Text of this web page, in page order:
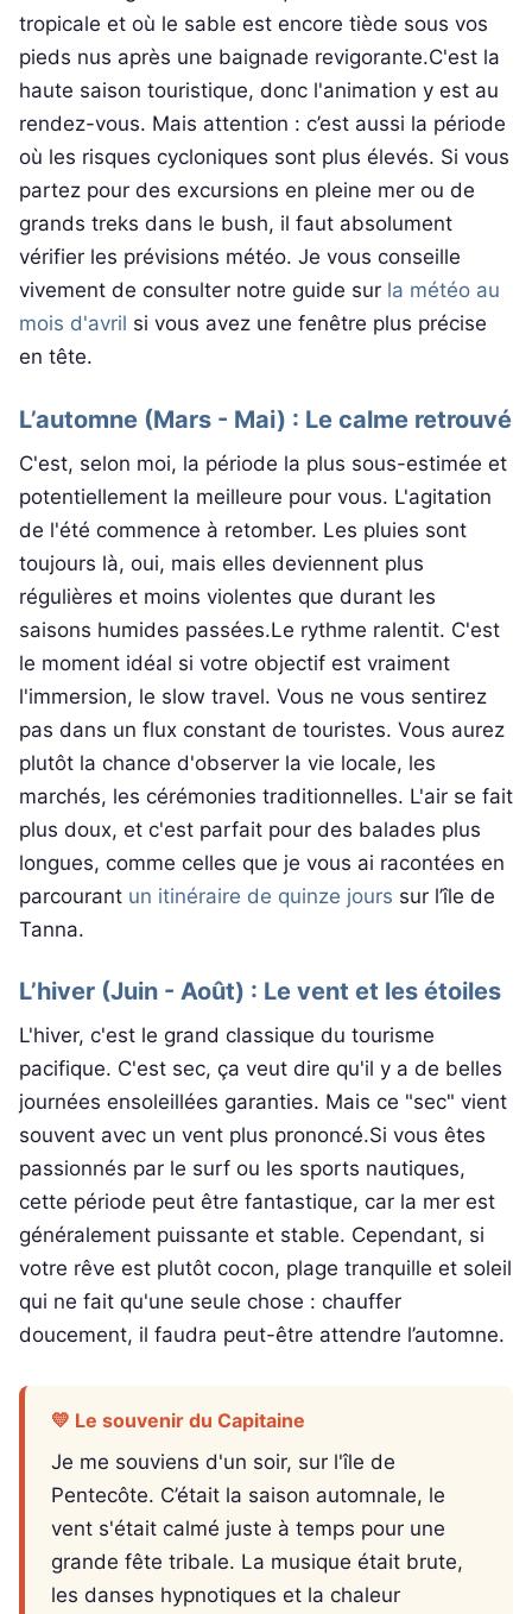
tropicale et où le sable est encore tiède sous vos
pieds nus après une baignade revigorante.C'est la
haute saison touristique, donc l'animation y est au
rendez-vous. Mais attention : c’est aussi la période
où les risques cycloniques sont plus élevés. Si vous
partez pour des excursions en pleine mer ou de
grands treks dans le bush, il faut absolument
vérifier les prévisions météo. Je vous conseille
vivement de consulter notre guide sur la météo au
mois d'avril si vous avez une fenêtre plus précise
en tête.
L’automne (Mars - Mai) : Le calme retrouvé
C'est, selon moi, la période la plus sous-estimée et
potentiellement la meilleure pour vous. L'agitation
de l'été commence à retomber. Les pluies sont
toujours là, oui, mais elles deviennent plus
régulières et moins violentes que durant les
saisons humides passées.Le rythme ralentit. C'est
le moment idéal si votre objectif est vraiment
l'immersion, le slow travel. Vous ne vous sentirez
pas dans un flux constant de touristes. Vous aurez
plutôt la chance d'observer la vie locale, les
marchés, les cérémonies traditionnelles. L'air se fait
plus doux, et c'est parfait pour des balades plus
longues, comme celles que je vous ai racontées en
parcourant un itinéraire de quinze jours sur l’île de
Tanna.
L’hiver (Juin - Août) : Le vent et les étoiles
L'hiver, c'est le grand classique du tourisme
pacifique. C'est sec, ça veut dire qu'il y a de belles
journées ensoleillées garanties. Mais ce "sec" vient
souvent avec un vent plus prononcé.Si vous êtes
passionnés par le surf ou les sports nautiques,
cette période peut être fantastique, car la mer est
généralement puissante et stable. Cependant, si
votre rêve est plutôt cocon, plage tranquille et soleil
qui ne fait qu'une seule chose : chauffer
doucement, il faudra peut-être attendre l’automne.
💛 Le souvenir du Capitaine
Je me souviens d'un soir, sur l'île de
Pentecôte. C’était la saison automnale, le
vent s'était calmé juste à temps pour une
grande fête tribale. La musique était brute,
les danses hypnotiques et la chaleur